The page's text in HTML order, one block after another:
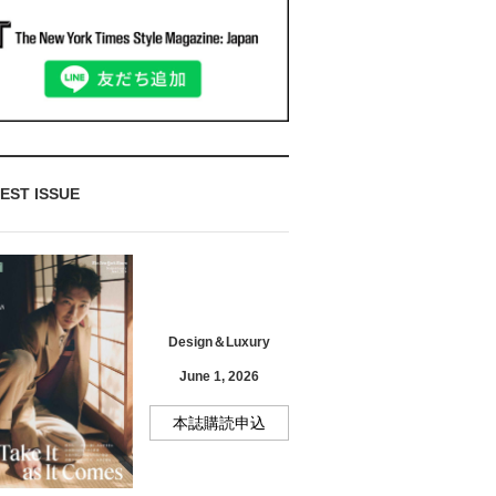
ISSUE
Design＆Luxury
June 1, 2026
本誌購読申込